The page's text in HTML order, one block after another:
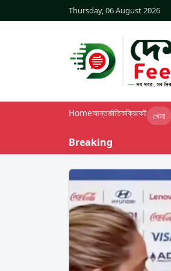
Thursday, 06 August 2026
Homeআন্তর্জাতিকক্রিকেট খেলা
Breaking